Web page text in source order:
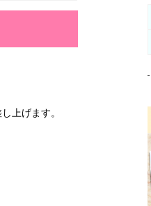
上げます。